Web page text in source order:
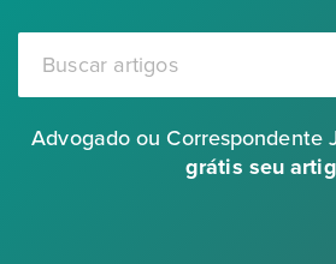
Advogado ou Correspondente
grátis seu